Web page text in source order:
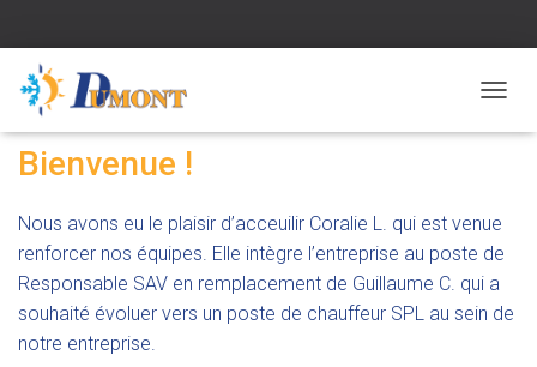
É
E
A
N
Publié parDumontle
Bienvenue !
Nous avons eu le plaisir d’acceuilir Coralie L. qui est venue
renforcer nos équipes. Elle intègre l’entreprise au poste de
Responsable SAV en remplacement de Guillaume C. qui a
souhaité évoluer vers un poste de chauffeur SPL au sein de
notre entreprise.